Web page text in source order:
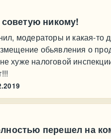
никому!
модераторы и какая-то
обьявления о
хуже налоговой
перешел на